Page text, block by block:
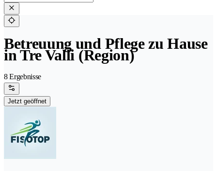
Betreuung und Pflege zu Hause
in Tre Valli (Region)
8 Ergebnisse
Jetzt geöffnet